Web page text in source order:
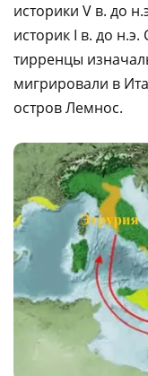
историки V в. до
историк I в. до
тирренцы
мигрировали в
остров Лемнос.